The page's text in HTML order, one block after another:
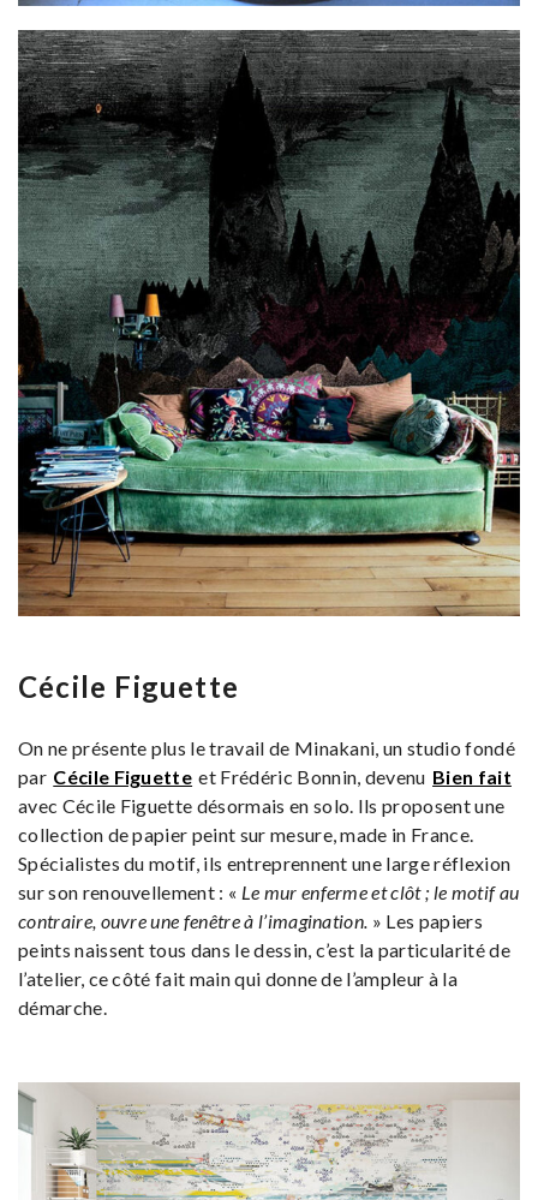
Cécile Figuette
On ne présente plus le travail de Minakani, un studio fondé
par Cécile Figuette et Frédéric Bonnin, devenu Bien fait
avec Cécile Figuette désormais en solo. Ils proposent une
collection de papier peint sur mesure, made in France.
Spécialistes du motif, ils entreprennent une large réflexion
sur son renouvellement : « Le mur enferme et clôt ; le motif au
contraire, ouvre une fenêtre à l’imagination. » Les papiers
peints naissent tous dans le dessin, c’est la particularité de
l’atelier, ce côté fait main qui donne de l’ampleur à la
démarche.